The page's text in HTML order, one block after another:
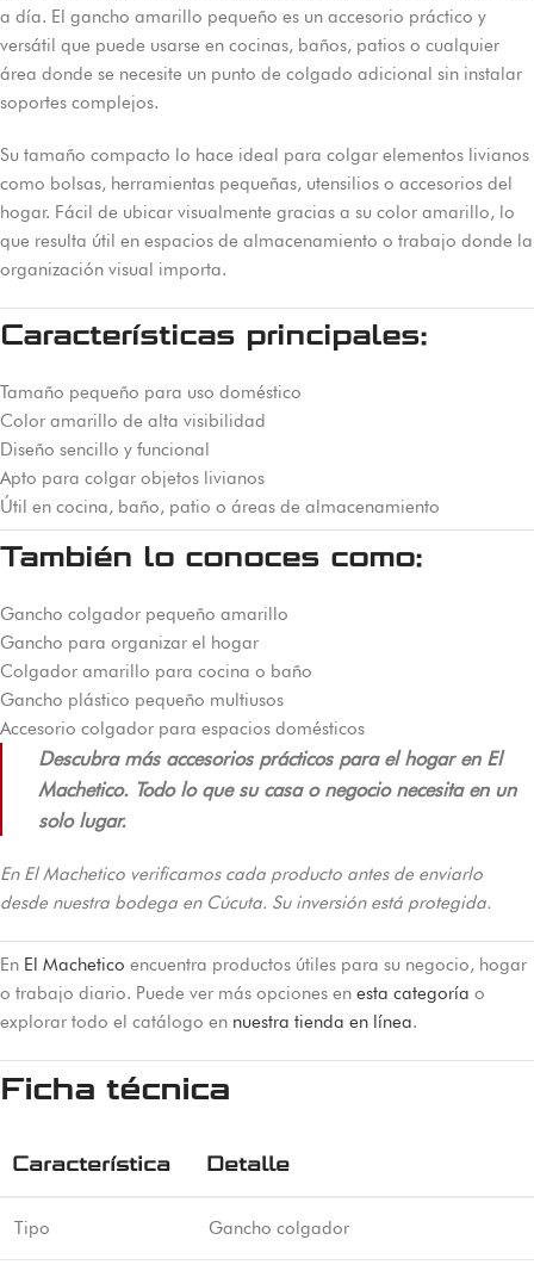
a día. El gancho amarillo pequeño es un accesorio práctico y
versátil que puede usarse en cocinas, baños, patios o cualquier
área donde se necesite un punto de colgado adicional sin instalar
soportes complejos.
Su tamaño compacto lo hace ideal para colgar elementos livianos
como bolsas, herramientas pequeñas, utensilios o accesorios del
hogar. Fácil de ubicar visualmente gracias a su color amarillo, lo
que resulta útil en espacios de almacenamiento o trabajo donde la
organización visual importa.
Características principales:
Tamaño pequeño para uso doméstico
Color amarillo de alta visibilidad
Diseño sencillo y funcional
Apto para colgar objetos livianos
Útil en cocina, baño, patio o áreas de almacenamiento
También lo conoces como:
Gancho colgador pequeño amarillo
Gancho para organizar el hogar
Colgador amarillo para cocina o baño
Gancho plástico pequeño multiusos
Accesorio colgador para espacios domésticos
Descubra más accesorios prácticos para el hogar en El
Machetico. Todo lo que su casa o negocio necesita en un
solo lugar.
En El Machetico verificamos cada producto antes de enviarlo
desde nuestra bodega en Cúcuta. Su inversión está protegida.
En El Machetico encuentra productos útiles para su negocio, hogar
o trabajo diario. Puede ver más opciones en esta categoría o
explorar todo el catálogo en nuestra tienda en línea.
Ficha técnica
Característica Detalle
Tipo Gancho colgador